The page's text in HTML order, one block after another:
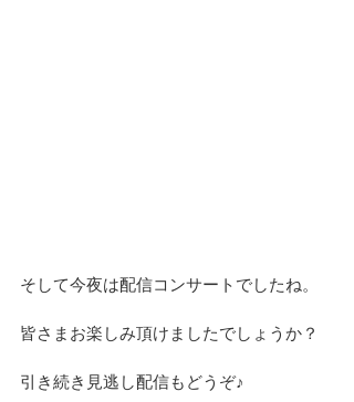
そして今夜は配信コンサートでしたね。
皆さまお楽しみ頂けましたでしょうか？
引き続き見逃し配信もどうぞ♪